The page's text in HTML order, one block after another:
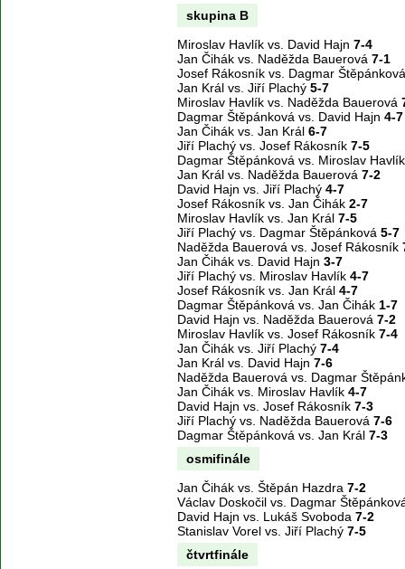
skupina B
Miroslav Havlík vs. David Hajn 7-4
Jan Čihák vs. Naděžda Bauerová 7-1
Josef Rákosník vs. Dagmar
Jan Král vs. Jiří Plachý 5-7
Miroslav Havlík vs. Naděžda Bauerová
Dagmar Štěpánková vs. David Hajn 4-7
Jan Čihák vs. Jan Král 6-7
Jiří Plachý vs. Josef Rákosník 7-5
Dagmar Štěpánková vs. Miroslav
Jan Král vs. Naděžda Bauerová 7-2
David Hajn vs. Jiří Plachý 4-7
Josef Rákosník vs. Jan Čihák 2-7
Miroslav Havlík vs. Jan Král 7-5
Jiří Plachý vs. Dagmar Štěpánková 5-7
Naděžda Bauerová vs. Josef Rákosník
Jan Čihák vs. David Hajn 3-7
Jiří Plachý vs. Miroslav Havlík 4-7
Josef Rákosník vs. Jan Král 4-7
Dagmar Štěpánková vs. Jan Čihák 1-7
David Hajn vs. Naděžda Bauerová 7-2
Miroslav Havlík vs. Josef Rákosník 7-4
Jan Čihák vs. Jiří Plachý 7-4
Jan Král vs. David Hajn 7-6
Naděžda Bauerová vs. Dagmar
Jan Čihák vs. Miroslav Havlík 4-7
David Hajn vs. Josef Rákosník 7-3
Jiří Plachý vs. Naděžda Bauerová 7-6
Dagmar Štěpánková vs. Jan Král 7-3
osmifinále
Jan Čihák vs. Štěpán Hazdra 7-2
Václav Doskočil vs. Dagmar
David Hajn vs. Lukáš Svoboda 7-2
Stanislav Vorel vs. Jiří Plachý 7-5
čtvrtfinále